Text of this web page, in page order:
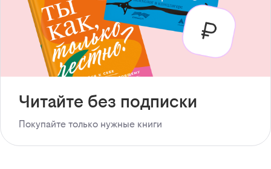
Читайте без подписки
Покупайте только нужные книги